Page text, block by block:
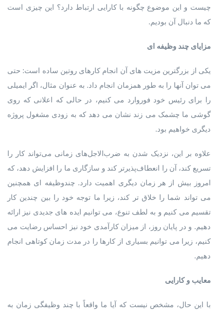
چیست و این موضوع چگونه با کارایی ارتباط دارد؟ این چیزی است
که ما دنبال آن بودیم.
مزایای چند وظیفه ای
یکی از بزرگترین مزیت های آن انجام کارهای روتین ساده است: حتی
می توان آنها را به طور همزمان انجام داد. به عنوان مثال، اگر ایمیلی
را برای رئیس خود فوروارد می کنیم، در حالی که اعلانی که روی
گوشی ما چشمک می زند نشان می دهد که به زودی مشغول پروژه
دیگری خواهیم بود.
علاوه بر این، نزدیک شدن به ضرب‌الاجل‌های زمانی می‌تواند کار را
تسریع کند، آن را انعطاف‌پذیرتر کند و سازگاری ما را افزایش دهد، که
امروز بیش از هر زمان دیگری اهمیت دارد. چندوظیفه ای همچنین
می تواند شما را خلاق تر کند، زیرا ما توجه خود را بین چندین کار
تقسیم می کنیم و به لطف تنوع، می توانیم ایده های جدیدی نیز ارائه
دهیم. و در پایان روز، از میزان کارآمدی خود نیز احساس رضایت می
کنیم، زیرا می توانیم بسیاری از کارها را در مدت زمان کوتاهی انجام
دهیم.
معایب و کارایی
با این حال، مشخص نیست که آیا ما واقعاً با چند وظیفگی زمان به